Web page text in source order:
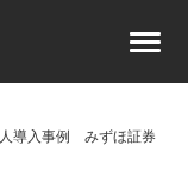
導入事例 みずほ証券